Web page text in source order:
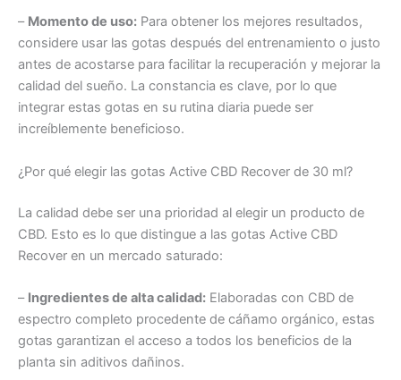
– Momento de uso: Para obtener los mejores resultados,
considere usar las gotas después del entrenamiento o justo
antes de acostarse para facilitar la recuperación y mejorar la
calidad del sueño. La constancia es clave, por lo que
integrar estas gotas en su rutina diaria puede ser
increíblemente beneficioso.
¿Por qué elegir las gotas Active CBD Recover de 30 ml?
La calidad debe ser una prioridad al elegir un producto de
CBD. Esto es lo que distingue a las gotas Active CBD
Recover en un mercado saturado:
– Ingredientes de alta calidad: Elaboradas con CBD de
espectro completo procedente de cáñamo orgánico, estas
gotas garantizan el acceso a todos los beneficios de la
planta sin aditivos dañinos.